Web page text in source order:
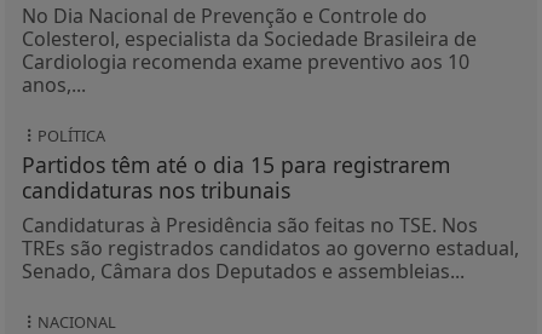
No Dia Nacional de Prevenção e Controle do
Colesterol, especialista da Sociedade Brasileira de
Cardiologia recomenda exame preventivo aos 10
anos,...
POLÍTICA
Partidos têm até o dia 15 para registrarem
candidaturas nos tribunais
Candidaturas à Presidência são feitas no TSE. Nos
TREs são registrados candidatos ao governo estadual,
Senado, Câmara dos Deputados e assembleias...
NACIONAL